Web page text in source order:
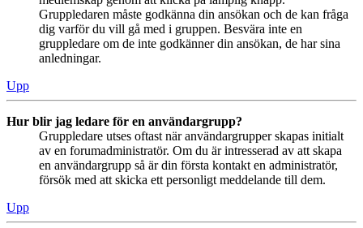
Gruppledaren måste godkänna din ansökan och de kan fråga
dig varför du vill gå med i gruppen. Besvära inte en
gruppledare om de inte godkänner din ansökan, de har sina
anledningar.
Upp
Hur blir jag ledare för en användargrupp?
Gruppledare utses oftast när användargrupper skapas initialt
av en forumadministratör. Om du är intresserad av att skapa
en användargrupp så är din första kontakt en administratör,
försök med att skicka ett personligt meddelande till dem.
Upp